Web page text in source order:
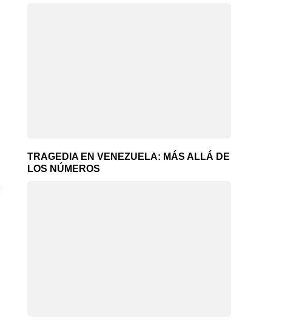
TRAGEDIA EN VENEZUELA: MÁS ALLÁ DE
LOS NÚMEROS